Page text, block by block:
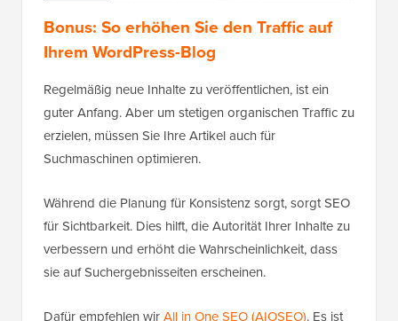
Bonus: So erhöhen Sie den Traffic auf
Ihrem WordPress-Blog
Regelmäßig neue Inhalte zu veröffentlichen, ist ein
guter Anfang. Aber um stetigen organischen Traffic zu
erzielen, müssen Sie Ihre Artikel auch für
Suchmaschinen optimieren.
Während die Planung für Konsistenz sorgt, sorgt SEO
für Sichtbarkeit. Dies hilft, die Autorität Ihrer Inhalte zu
verbessern und erhöht die Wahrscheinlichkeit, dass
sie auf Suchergebnisseiten erscheinen.
Dafür empfehlen wirAll in One SEO (AIOSEO). Es ist